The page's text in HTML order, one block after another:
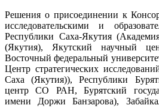
Решения о присоединении к
исследовательскими и
Республики Саха-Якутия
(Якутия), Якутский научный
Восточный федеральный
Центр стратегических
Саха (Якутия)), Республики
центр СО РАН, Бурятский
имени Доржи Банзарова),